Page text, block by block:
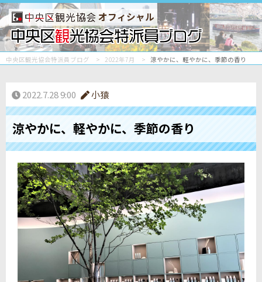
オフィシャル
中央区観光協会特派員ブログ 2022年7月 涼やかに、軽やかに、季節の香り
2022.7.28 9:00 小猿
涼やかに、軽やかに、季節の香り